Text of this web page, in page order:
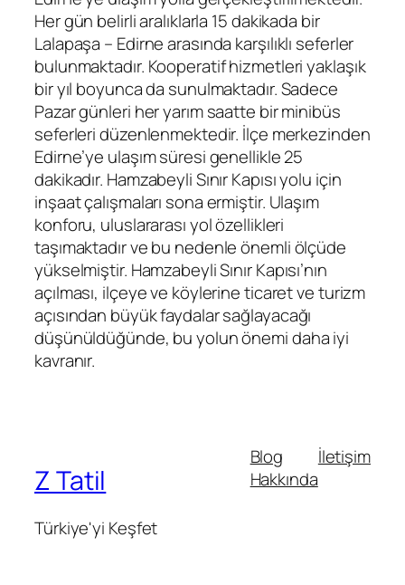
Her gün belirli aralıklarla 15 dakikada bir
Lalapaşa – Edirne arasında karşılıklı seferler
bulunmaktadır. Kooperatif hizmetleri yaklaşık
bir yıl boyunca da sunulmaktadır. Sadece
Pazar günleri her yarım saatte bir minibüs
seferleri düzenlenmektedir. İlçe merkezinden
Edirne’ye ulaşım süresi genellikle 25
dakikadır. Hamzabeyli Sınır Kapısı yolu için
inşaat çalışmaları sona ermiştir. Ulaşım
konforu, uluslararası yol özellikleri
taşımaktadır ve bu nedenle önemli ölçüde
yükselmiştir. Hamzabeyli Sınır Kapısı’nın
açılması, ilçeye ve köylerine ticaret ve turizm
açısından büyük faydalar sağlayacağı
düşünüldüğünde, bu yolun önemi daha iyi
kavranır.
Z Tatil
Türkiye'yi Keşfet
Blog
Hakkında
İletişim